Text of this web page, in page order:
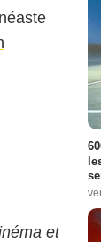
et